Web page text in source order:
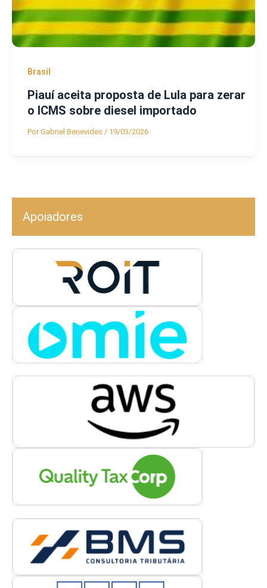
Brasil
Piauí aceita proposta de Lula para zerar
o ICMS sobre diesel importado
PorGabriel Benevides / 19/03/2026
Apoiadores